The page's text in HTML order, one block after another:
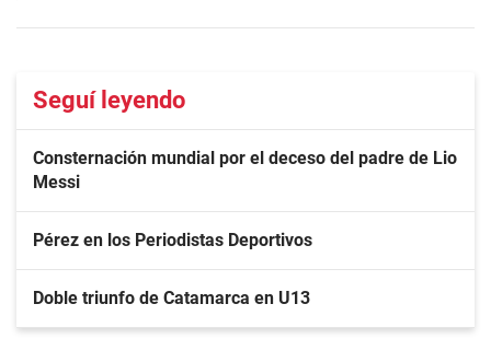
Seguí leyendo
Consternación mundial por el deceso del padre de Lio
Messi
Pérez en los Periodistas Deportivos
Doble triunfo de Catamarca en U13